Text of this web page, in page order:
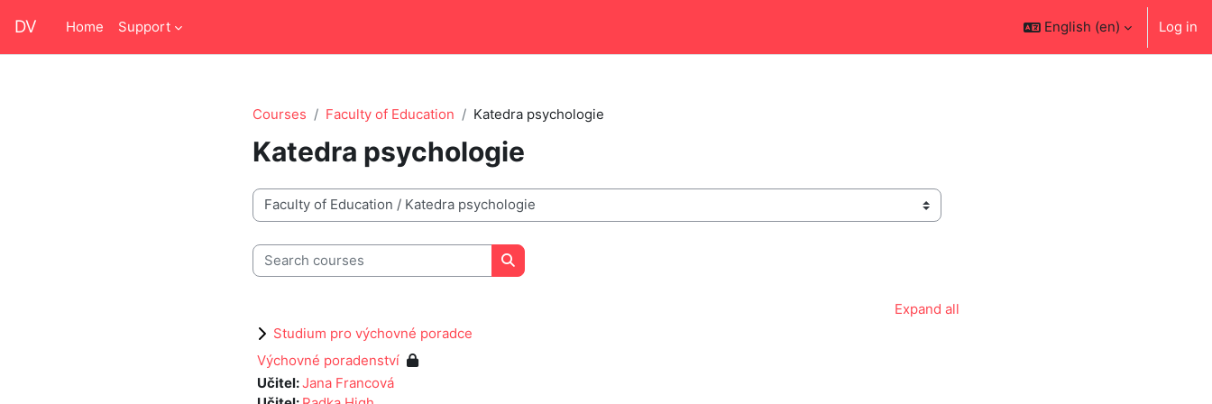
DV Home Support English ‎(en)‎ Log in
Courses Faculty of Education Katedra psychologie
Katedra psychologie
Course categories
Search courses
Search courses
Expand all
Studium pro výchovné poradce
Výchovné poradenství
Učitel:Jana Francová